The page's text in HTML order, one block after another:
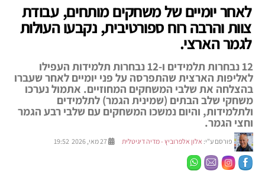
לאחר יומיים של משחקים מותחים, עבודת
צוות והרבה רוח ספורטיבית, נקבעו העולות
לגמר הארצי.
12 נבחרות תלמידים ו-12 נבחרות תלמידות העפילו
לאליפות הארצית שהתפרסה על פני יומיים לאחר שעברו
בהצלחה את שלבי המשחקים המחוזיים. אתמול נערכו
משחקי שלב הבתים (שמינית הגמר) לתלמידים
ולתלמידות, והיום נמשכו המשחקים עם שלבי רבע הגמר
וחצי הגמר.
פורסם ע"י: אלון אלפרוביץ - מדיה דיגיטלית